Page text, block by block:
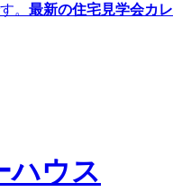
。 最新の住宅見学会カレ
ハウス